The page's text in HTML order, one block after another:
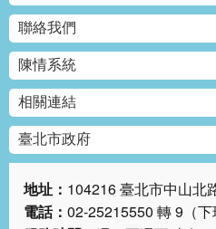
English
陳
情
系
統
常
見
問
聯絡我們
陳情系統
相關連結
臺北市政府
地址： 104216 臺北市中山北
電話： 02-25215550 轉 9（下